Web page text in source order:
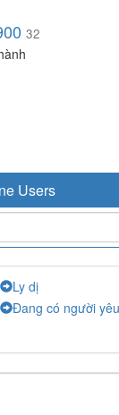
32
Users
Ly dị
Đang có người yêu